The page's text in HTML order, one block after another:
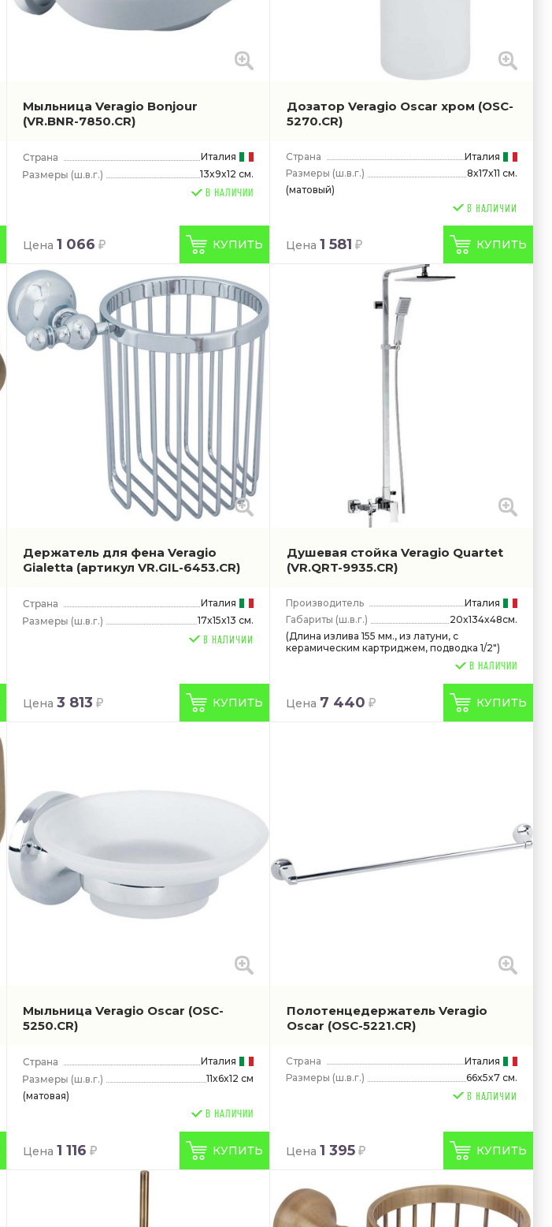
Мыльница Veragio Bonjour
(VR.BNR-7850.CR)
Италия
(ш.в.г.)
13x9x12 см.
В НАЛИЧИИ
Цена 1 066 КУПИТЬ
Дозатор Veragio Oscar хром (OSC-
5270.CR)
Страна
Италия
Размеры (ш.в.г.)
8x17x11 см.
(матовый)
Цена 1 581 КУПИТЬ
Держатель для фена Veragio
Gialetta (артикул VR.GIL-6453.CR)
Италия
(ш.в.г.)
17x15x13 см.
Цена 3 813 КУПИТЬ
Душевая стойка Veragio Quartet
(VR.QRT-9935.CR)
Производитель
Италия
Габариты (ш.в.г.)
20x134x48см.
(Длина излива 155 мм., из латуни, с
керамическим картриджем, подводка 1/2")
В НАЛИЧИИ
Цена 7 440 КУПИТЬ
Мыльница Veragio Oscar (OSC-
5250.CR)
Италия
(ш.в.г.)
11x6x12 см
(матовая)
В НАЛИЧИИ
Цена 1 116 КУПИТЬ
Полотенцедержатель Veragio
Oscar (OSC-5221.CR)
Страна
Италия
Размеры (ш.в.г.) 66x5x7 см.
Цена 1 395 КУПИТЬ